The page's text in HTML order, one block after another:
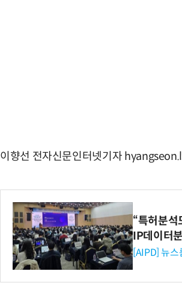
이향선 전자신문인터넷기자
“특허분
IP데이터
[AIPD] 뉴스